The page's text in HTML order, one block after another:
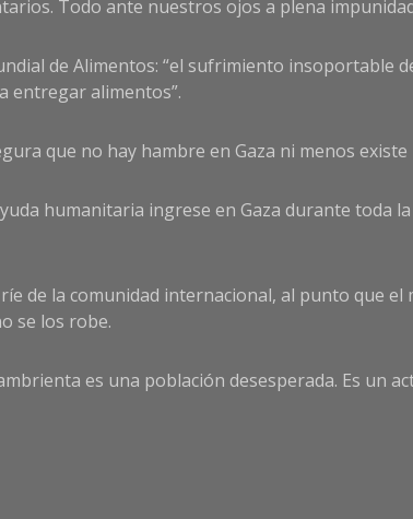
Todo ante nuestros ojos a plena
de Alimentos: “el sufrimiento insoportable
entregar alimentos”.
que no hay hambre en Gaza ni menos
humanitaria ingrese en Gaza durante toda
de la comunidad internacional, al punto que
se los robe.
es una población desesperada. Es un